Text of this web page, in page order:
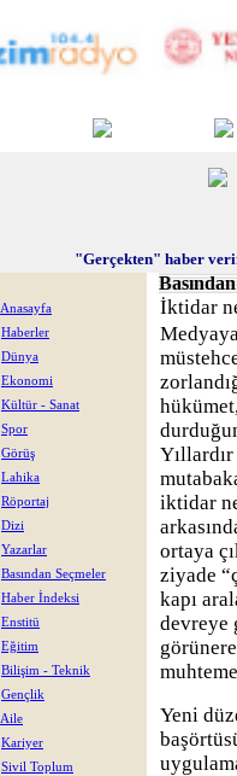
"Gerçekten" haber
Anasayfa
Haberler
Dünya
Ekonomi
Kültür - Sanat
Spor
Görüş
Lahika
Röportaj
Dizi
Yazarlar
Basından Seçmeler
Haber İndeksi
Enstitü
Eğitim
Bilişim - Teknik
Gençlik
Aile
Kariyer
Sivil Toplum
İktidar
iktidar
ortaya
ziyade
kapı
devreye
Yeni